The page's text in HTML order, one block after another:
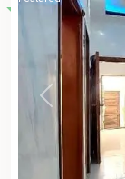
Previous